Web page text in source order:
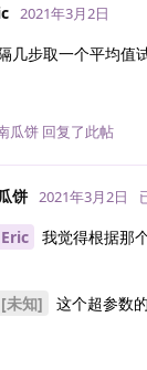
2021年3月2日
几步取一个平均值
瓜饼 回复了此帖
饼 2021年3月2日
Eric 我觉得根据那
[未知] 这个超参数